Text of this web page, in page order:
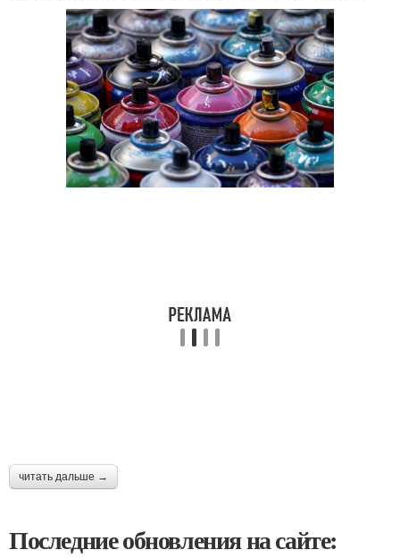
читать дальше →
Последние обновления на сайте: